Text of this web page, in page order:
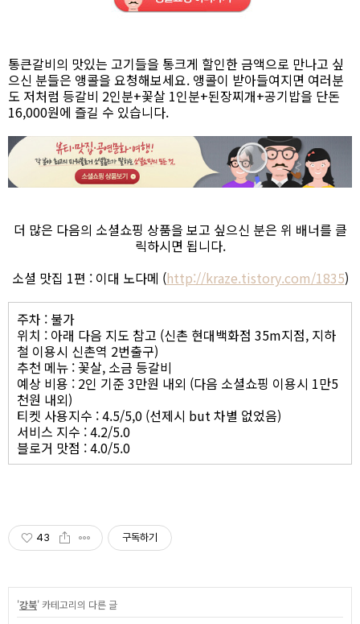
통큰갈비의 맛있는 고기들을 통크게 할인한 금액으로 만나고 싶
으신 분들은 앵콜을 요청해보세요. 앵콜이 받아들여지면 여러분
도 저처럼 등갈비 2인분+꽃살 1인분+된장찌개+공기밥을 단돈
16,000원에 즐길 수 있습니다.
더 많은 다음의 소셜쇼핑 상품을 보고 싶으신 분은 위 배너를 클
릭하시면 됩니다.
소셜 맛집 1편 : 이대 노다메 (http://kraze.tistory.com/1835)
주차 : 불가
위치 : 아래 다음 지도 참고 (신촌 현대백화점 35m지점, 지하
철 이용시 신촌역 2번출구)
추천 메뉴 : 꽃살, 소금 등갈비
예상 비용 : 2인 기준 3만원 내외 (다음 소셜쇼핑 이용시 1만5
천원 내외)
티켓 사용지수 : 4.5/5,0 (선제시 but 차별 없었음)
서비스 지수 : 4.2/5.0
블로거 맛점 : 4.0/5.0
43 구독하기
'강북' 카테고리의 다른 글